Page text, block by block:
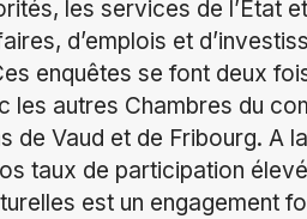
les services de l’Etat
d’emplois et
enquêtes se font deux
les autres Chambres du
de Vaud et de Fribourg. A
taux de participation
est un engagement